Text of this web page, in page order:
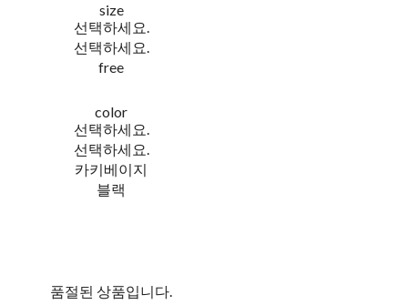
size
선택하세요.
선택하세요.
free
color
선택하세요.
선택하세요.
카키베이지
블랙
품절된 상품입니다.